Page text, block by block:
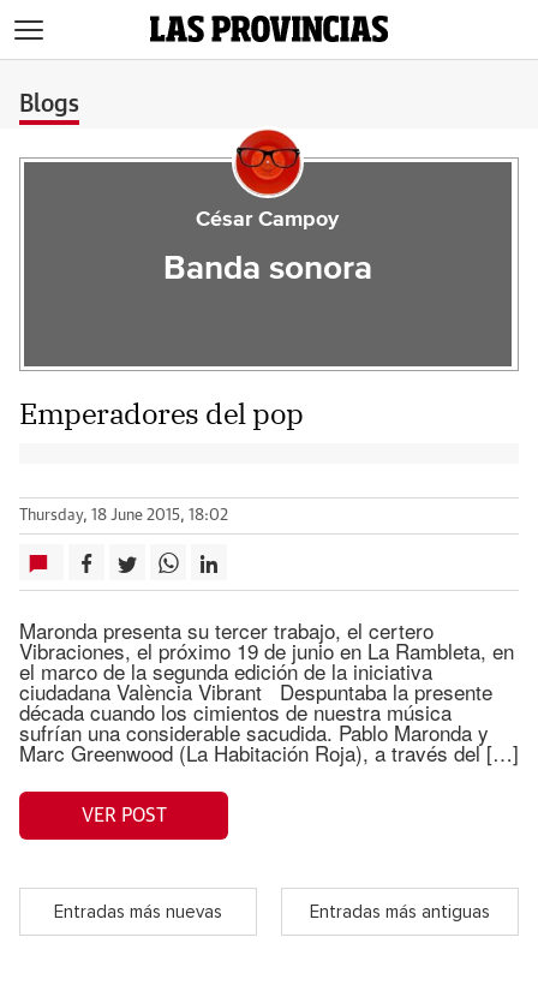
Blogs
César Campoy
Banda sonora
Emperadores del pop
Thursday, 18 June 2015, 18:02
Maronda presenta su tercer trabajo, el certero
Vibraciones, el próximo 19 de junio en La Rambleta, en
el marco de la segunda edición de la iniciativa
ciudadana València Vibrant Despuntaba la presente
década cuando los cimientos de nuestra música
sufrían una considerable sacudida. Pablo Maronda y
Marc Greenwood (La Habitación Roja), a través del […]
VER POST
Entradas más nuevas Entradas más antiguas